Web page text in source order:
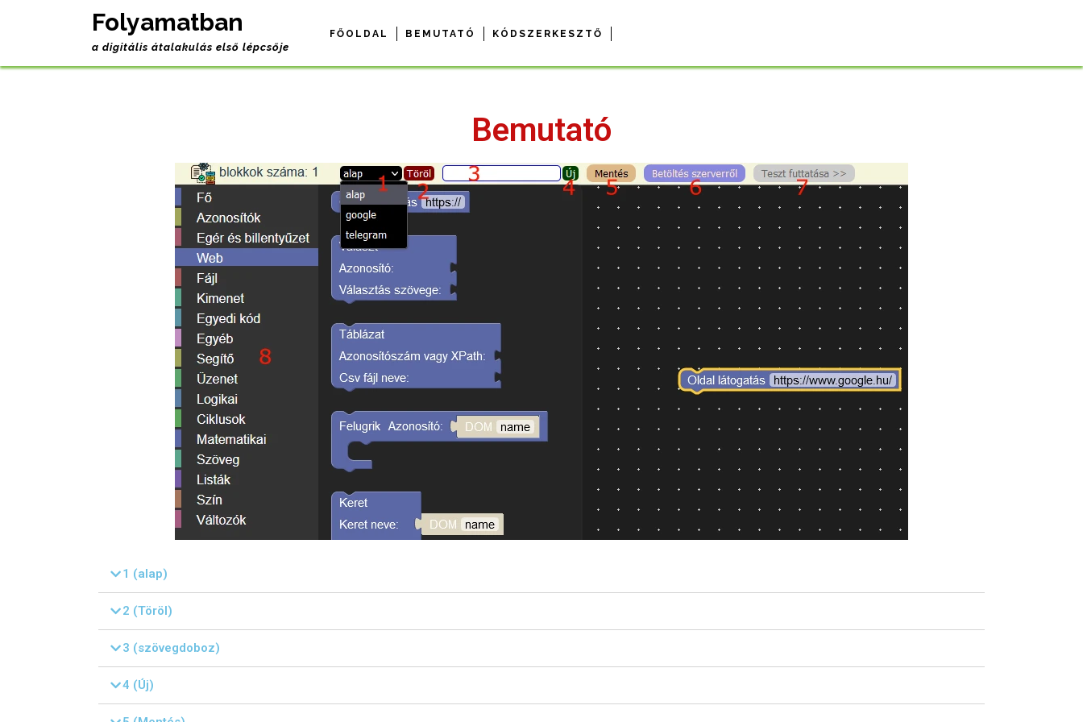
Folyamatban
a digitális átalakulás első lépcsője
FŐOLDAL BEMUTATÓ KÓDSZERKESZTŐ
Bemutató
1 (alap)
2 (Töröl)
3 (szövegdoboz)
4 (Új)